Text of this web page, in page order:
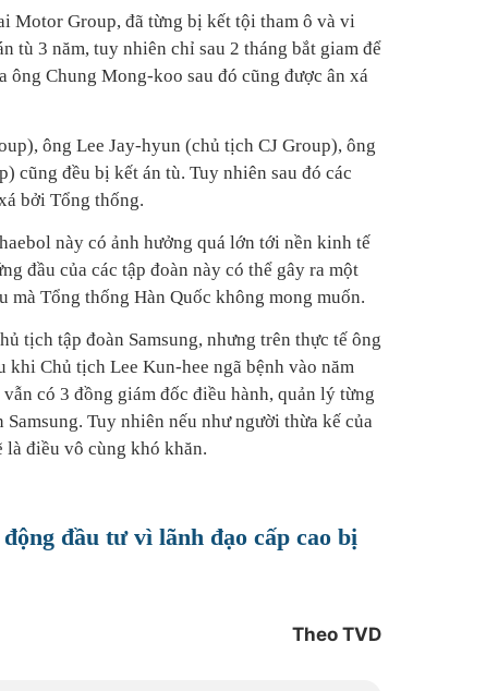
Motor Group, đã từng bị kết tội tham ô và vi
tù 3 năm, tuy nhiên chỉ sau 2 tháng bắt giam để
ông Chung Mong-koo sau đó cũng được ân xá
ông Lee Jay-hyun (chủ tịch CJ Group), ông
cũng đều bị kết án tù. Tuy nhiên sau đó các
bởi Tổng thống.
này có ảnh hưởng quá lớn tới nền kinh tế
đầu của các tập đoàn này có thể gây ra một
Tổng thống Hàn Quốc không mong muốn.
tịch tập đoàn Samsung, nhưng trên thực tế ông
khi Chủ tịch Lee Kun-hee ngã bệnh vào năm
có 3 đồng giám đốc điều hành, quản lý từng
Tuy nhiên nếu như người thừa kế của
là điều vô cùng khó khăn.
đầu tư vì lãnh đạo cấp cao bị
Theo TVD